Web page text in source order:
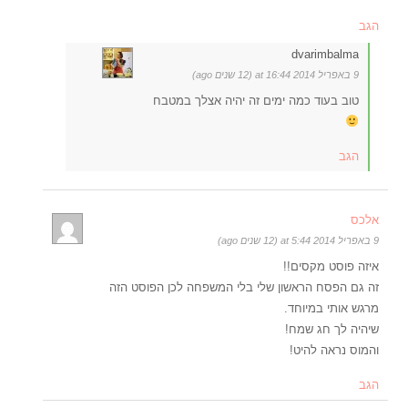
הגב
dvarimbalma
9 באפריל 2014 at 16:44 (12 שנים ago)
טוב בעוד כמה ימים זה יהיה אצלך במטבח
הגב
אלכס
9 באפריל 2014 at 5:44 (12 שנים ago)
איזה פוסט מקסים!!
זה גם הפסח הראשון שלי בלי המשפחה לכן הפוסט הזה
מרגש אותי במיוחד.
שיהיה לך חג שמח!
והמוס נראה להיט!
הגב